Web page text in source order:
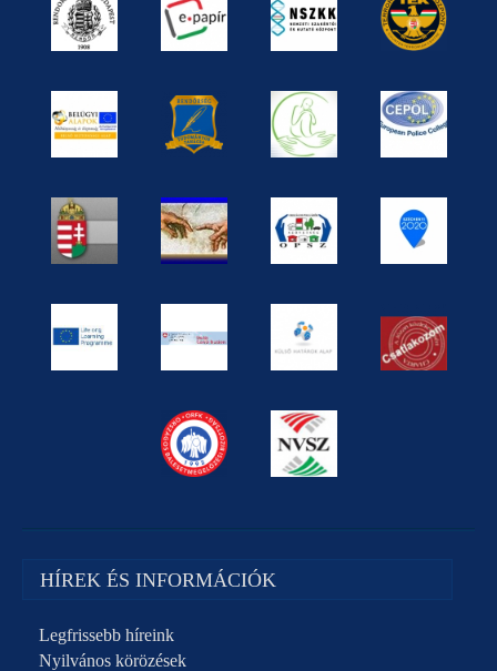
HÍREK ÉS INFORMÁCIÓK
Legfrissebb híreink
Nyilvános körözések